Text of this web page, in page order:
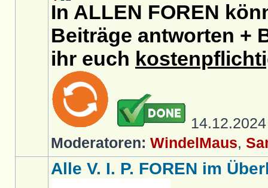
In ALLEN FOREN
Beiträge antworten +
ihr euch
Moderatoren: WindelMaus,
Alle V. I. P. FOREN im